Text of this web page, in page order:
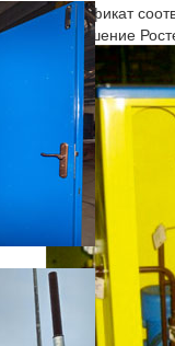
Сертификат
Разрешение